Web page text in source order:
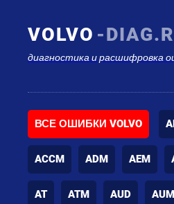
VOLVO -
диагностика и расшифровка
ВСЕ ОШИБКИ VOLVO
ACCM ADM AEM
AT ATM AUD AUM